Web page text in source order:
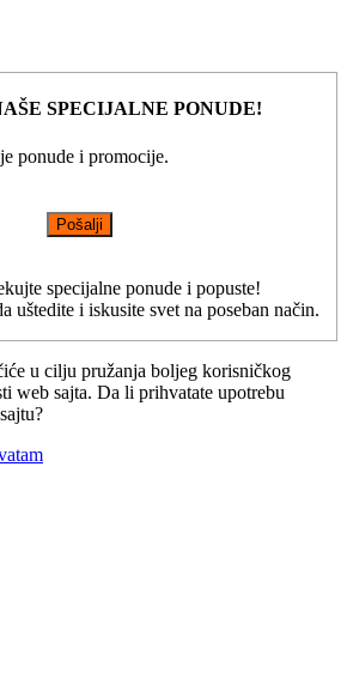
SPECIJALNE PONUDE!
ponude i promocije.
Pošalji
specijalne ponude i popuste!
uštedite i iskusite svet na poseban način.
u cilju pružanja boljeg korisničkog
web sajta. Da li prihvatate upotrebu